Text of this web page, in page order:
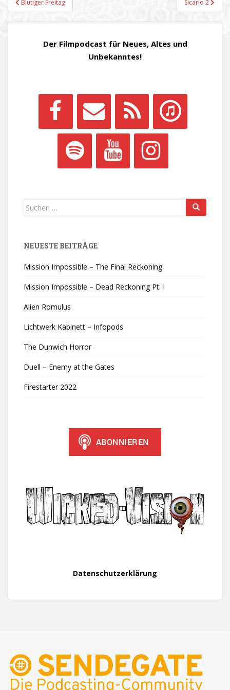
Blutiger Freitag Sicario 2
Der Filmpodcast für Neues, Altes und
Unbekanntes!
Suchen
NEUESTE BEITRÄGE
Mission Impossible – The Final Reckoning
Mission Impossible – Dead Reckoning Pt. I
Alien Romulus
Lichtwerk Kabinett – Infopods
The Dunwich Horror
Duell – Enemy at the Gates
Firestarter 2022
Datenschutzerklärung